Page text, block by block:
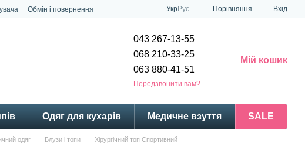
Обмін і повернення
УкрРус Порівняння Вхід
043 267-13-55
068 210-33-25
063 880-41-51
Передзвонити вам?
Мій кошик
Одяг для кухарів Медичне взуття SALE
одяг Блузи і топи Хірургічний топ Спортивний